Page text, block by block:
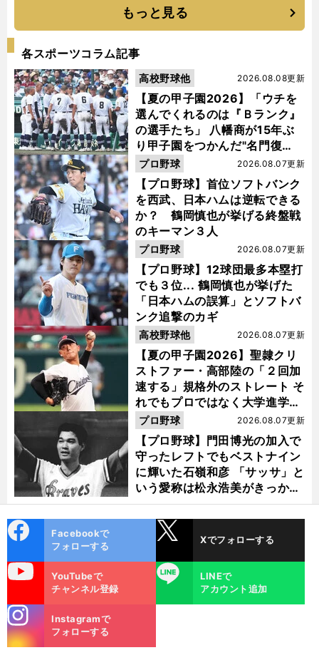
もっと見る
各スポーツコラム記事
【夏の甲子園2026】「ウチを
選んでくれるのは『Ｂランク』
の選手たち」 八幡商が15年ぶ
り甲子園をつかんだ"名門復
活"の舞台裏
2026.08.08更新
高校野球他
【プロ野球】首位ソフトバンク
を西武、日本ハムは逆転できる
か？ 鶴岡慎也が挙げる終盤戦
のキーマン３人
2026.08.07更新
プロ野球
【プロ野球】12球団最多本塁打
でも３位... 鶴岡慎也が挙げた
「日本ハムの誤算」とソフトバ
ンク追撃のカギ
2026.08.07更新
プロ野球
【夏の甲子園2026】聖隷クリ
ストファー・高部陸の「２回加
速する」規格外のストレート そ
れでもプロではなく大学進学を
選ぶ理由
2026.08.07更新
高校野球他
【プロ野球】門田博光の加入で
守ったレフトでもベストナイン
に輝いた石嶺和彦 「サッサ」と
いう愛称は松永浩美がきっか
け？
2026.08.07更新
プロ野球
ok
Facebookで
フォローする
Xでフォローする
YouTubeで
チャンネル登録
LINE
LINEで
アカウント追加
m
Instagramで
フォローする